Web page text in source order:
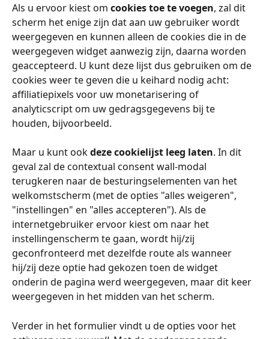
Als u ervoor kiest om cookies toe te voegen, zal dit
scherm het enige zijn dat aan uw gebruiker wordt
weergegeven en kunnen alleen de cookies die in de
weergegeven widget aanwezig zijn, daarna worden
geaccepteerd. U kunt deze lijst dus gebruiken om de
cookies weer te geven die u keihard nodig acht:
affiliatiepixels voor uw monetarisering of
analyticscript om uw gedragsgegevens bij te
houden, bijvoorbeeld.
Maar u kunt ook deze cookielijst leeg laten. In dit
geval zal de contextual consent wall-modal
terugkeren naar de besturingselementen van het
welkomstscherm (met de opties "alles weigeren",
"instellingen" en "alles accepteren"). Als de
internetgebruiker ervoor kiest om naar het
instellingenscherm te gaan, wordt hij/zij
geconfronteerd met dezelfde route als wanneer
hij/zij deze optie had gekozen toen de widget
onderin de pagina werd weergegeven, maar dit keer
weergegeven in het midden van het scherm.
Verder in het formulier vindt u de opties voor het